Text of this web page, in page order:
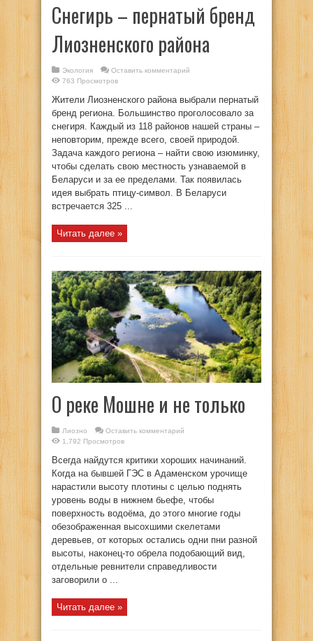
Снегирь – пернатый бренд
Лиозненского района
Экология
Оставить комментарий
763 Просмотров
Жители Лиозненского района выбрали пернатый
бренд региона. Большинство проголосовало за
снегиря. Каждый из 118 районов нашей страны –
неповторим, прежде всего, своей природой.
Задача каждого региона – найти свою изюминку,
чтобы сделать свою местность узнаваемой в
Беларуси и за ее пределами. Так появилась
идея выбрать птицу-символ. В Беларуси
встречается 325 ...
Читать далее »
О реке Мошне и не только
Лиозно
Оставить комментарий
1,792 Просмотров
Всегда найдутся критики хороших начинаний.
Когда на бывшей ГЭС в Адаменском урочище
нарастили высоту плотины с целью поднять
уровень воды в нижнем бьефе, чтобы
поверхность водоёма, до этого многие годы
обезображенная высохшими скелетами
деревьев, от которых остались одни пни разной
высоты, наконец-то обрела подобающий вид,
отдельные ревнители справедливости
заговорили о ...
Читать далее »